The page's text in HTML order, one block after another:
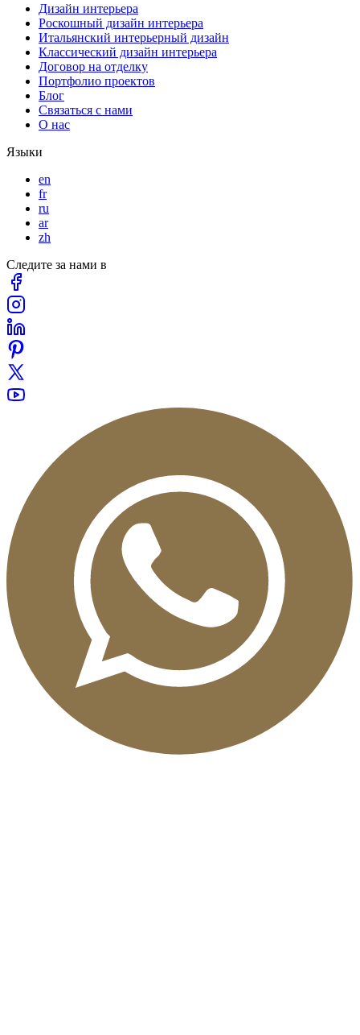
Дизайн интерьера
Роскошный дизайн интерьера
Итальянский интерьерный дизайн
Классический дизайн интерьера
Договор на отделку
Портфолио проектов
Блог
Связаться с нами
О нас
Языки
en
fr
ru
ar
zh
Следите за нами в